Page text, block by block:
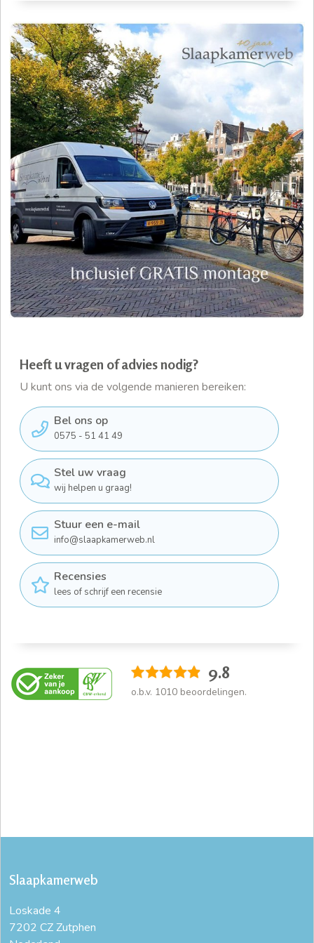
Heeft u vragen of advies nodig?
U kunt ons via de volgende manieren bereiken:
Bel ons op
0575 - 51 41 49
Stel uw vraag
wij helpen u graag!
Stuur een e-mail
info@slaapkamerweb.nl
Recensies
lees of schrijf een recensie
9.8
o.b.v. 1010 beoordelingen.
Slaapkamerweb
Loskade 4
7202 CZ Zutphen